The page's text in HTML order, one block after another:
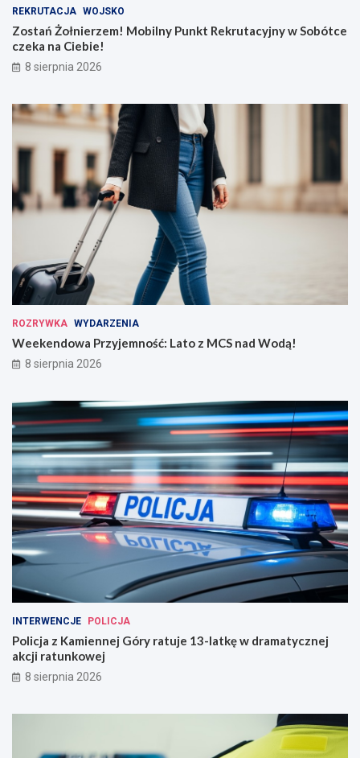
REKRUTACJA WOJSKO
Zostań Żołnierzem! Mobilny Punkt Rekrutacyjny w Sobótce
czeka na Ciebie!
8 sierpnia 2026
ROZRYWKA WYDARZENIA
Weekendowa Przyjemność: Lato z MCS nad Wodą!
8 sierpnia 2026
INTERWENCJE POLICJA
Policja z Kamiennej Góry ratuje 13-latkę w dramatycznej
akcji ratunkowej
8 sierpnia 2026